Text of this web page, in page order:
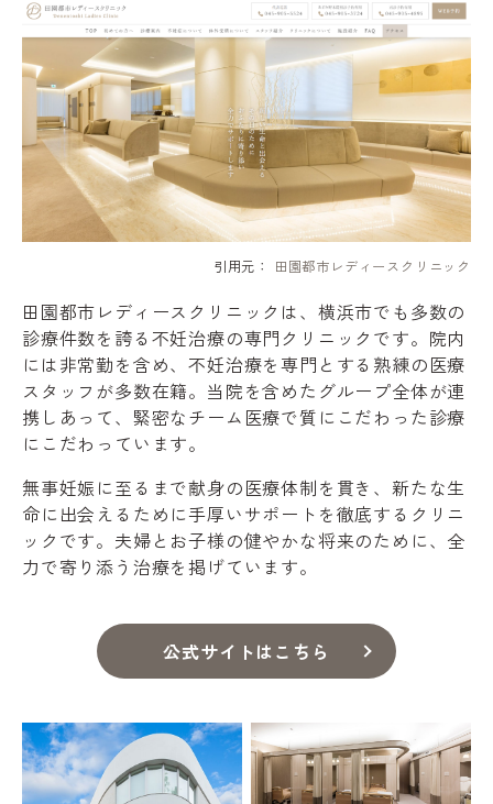
引用元： 田園都市レディースクリニック
田園都市レディースクリニックは、横浜市でも多数の
診療件数を誇る不妊治療の専門クリニックです。院内
には非常勤を含め、不妊治療を専門とする熟練の医療
スタッフが多数在籍。当院を含めたグループ全体が連
携しあって、緊密なチーム医療で質にこだわった診療
にこだわっています。
無事妊娠に至るまで献身の医療体制を貫き、新たな生
命に出会えるために手厚いサポートを徹底するクリニ
ックです。夫婦とお子様の健やかな将来のために、全
力で寄り添う治療を掲げています。
公式サイトはこちら